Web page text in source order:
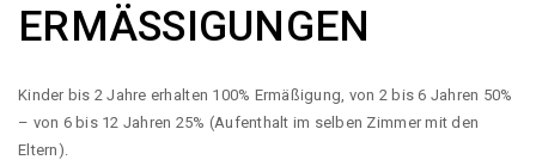
ERMÄSSIGUNGEN
Kinder bis 2 Jahre erhalten 100% Ermäßigung, von 2 bis 6 Jahren 50%
– von 6 bis 12 Jahren 25% (Aufenthalt im selben Zimmer mit den
Eltern).